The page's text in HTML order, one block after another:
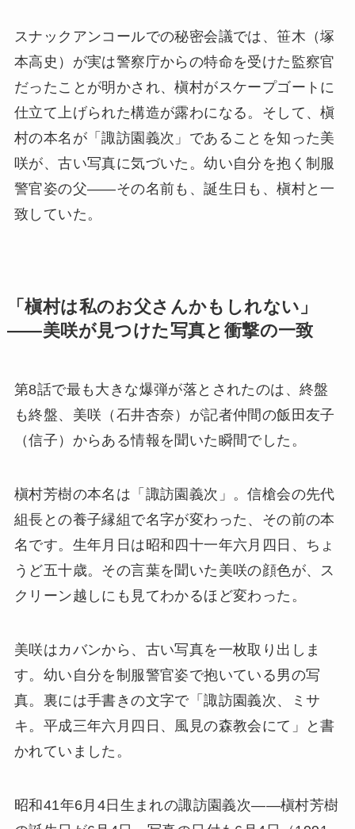
スナックアンコールでの秘密会議では、笹木（塚
本高史）が実は警察庁からの特命を受けた監察官
だったことが明かされ、槇村がスケープゴートに
仕立て上げられた構造が露わになる。そして、槇
村の本名が「諏訪園義次」であることを知った美
咲が、古い写真に気づいた。幼い自分を抱く制服
警官姿の父——その名前も、誕生日も、槇村と一
致していた。
「槇村は私のお父さんかもしれない」
——美咲が見つけた写真と衝撃の一致
第8話で最も大きな爆弾が落とされたのは、終盤
も終盤、美咲（石井杏奈）が記者仲間の飯田友子
（信子）からある情報を聞いた瞬間でした。
槇村芳樹の本名は「諏訪園義次」。信槍会の先代
組長との養子縁組で名字が変わった、その前の本
名です。生年月日は昭和四十一年六月四日、ちょ
うど五十歳。その言葉を聞いた美咲の顔色が、ス
クリーン越しにも見てわかるほど変わった。
美咲はカバンから、古い写真を一枚取り出しま
す。幼い自分を制服警官姿で抱いている男の写
真。裏には手書きの文字で「諏訪園義次、ミサ
キ。平成三年六月四日、風見の森教会にて」と書
かれていました。
昭和41年6月4日生まれの諏訪園義次——槇村芳樹